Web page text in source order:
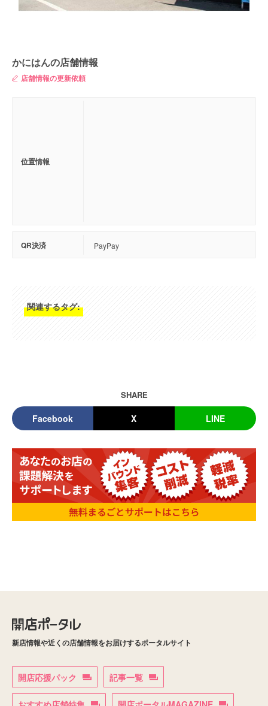
かにはんの店舗情報
店舗情報の更新依頼
位置情報
QR決済 PayPay
関連するタグ:
SHARE
Facebook X LINE
新店情報や近くの店舗情報をお届けするポータルサイト
開店応援パック 記事一覧